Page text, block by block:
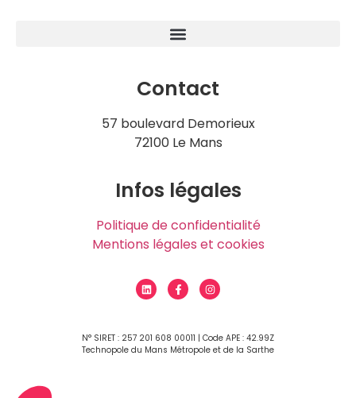
Contact
57 boulevard Demorieux
72100 Le Mans
Infos légales
Politique de confidentialité
Mentions légales et cookies
N° SIRET : 257 201 608 00011 | Code APE : 42.99Z
Technopole du Mans Métropole et de la Sarthe